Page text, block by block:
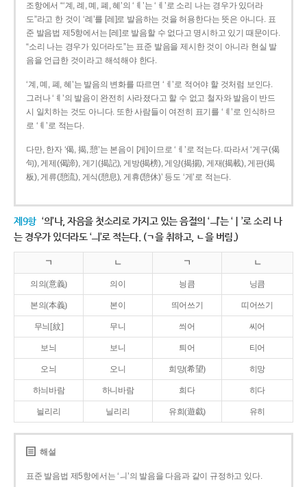
조항에서 “‘계, 례, 몌, 폐, 혜’의 ‘ㅖ’는 ‘ㅔ’로 소리 나는 경우가 있더라
도”라고 한 것이 ‘례’를 [레]로 발음하는 것을 허용한다는 뜻은 아니다. 표
준 발음법 제5항에서는 [레]로 발음할 수 없다고 명시하고 있기 때문이다.
“소리 나는 경우가 있더라도”는 표준 발음을 제시한 것이 아니라 현실 발
음을 언급한 것이라고 해석해야 한다.
‘계, 몌, 폐, 혜’는 발음의 변화를 따르면 ‘ㅔ’로 적어야 할 것처럼 보인다.
그러나 ‘ㅖ’의 발음이 완전히 사라졌다고 할 수 없고 철자와 발음이 반드
시 일치하는 것도 아니다. 또한 사람들이 여전히 표기를 ‘ㅖ’로 인식하므
로 ‘ㅖ’로 적는다.
다만, 한자 ‘偈, 揭, 憩’는 본음이 [게]이므로 ‘ㅔ’로 적는다. 따라서 ‘게구(偈
句), 게제(偈諦), 게기(揭記), 게방(揭榜), 게양(揭揚), 게재(揭載), 게판(揭
板), 게류(憩流), 게식(憩息), 게휴(憩休)’ 등도 ‘게’로 적는다.
제9항 ‘의’나, 자음을 첫소리로 가지고 있는 음절의 ‘ㅢ’는 ‘ㅣ’로 소리 나
는 경우가 있더라도 ‘ㅢ’로 적는다. (ㄱ을 취하고, ㄴ을 버림.)
ㄱ ㄴ ㄱ ㄴ
의의(意義) 의이 닁큼 닝큼
본의(本義) 본이 띄어쓰기 띠어쓰기
무늬[紋] 무니 씌어 씨어
보늬 보니 틔어 티어
오늬 오니 희망(希望) 히망
하늬바람 하니바람 희다 히다
늴리리 닐리리 유희(遊戱) 유히
해설
표준 발음법 제5항에서는 ‘ㅢ’의 발음을 다음과 같이 규정하고 있다.